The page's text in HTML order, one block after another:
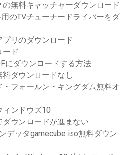
無料キャッチャーダウンロード
のTVチューナードライバーをダ
リのダウンロード
ード
にダウンロードする方法
ダウンロードなし
フォールン・キングダム無料オ
ィンドウズ10
ウンロードが進まない
デッタgamecube iso無料ダウン